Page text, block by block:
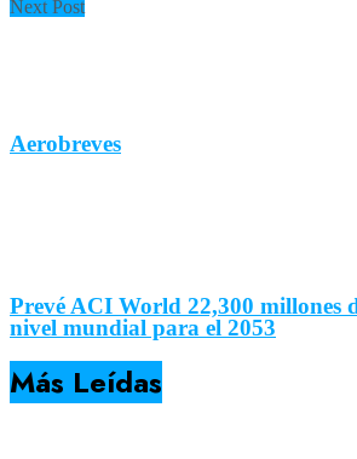
Next Post
Aerobreves
Prevé ACI World 22,300 millones
nivel mundial para el 2053
Más Leídas